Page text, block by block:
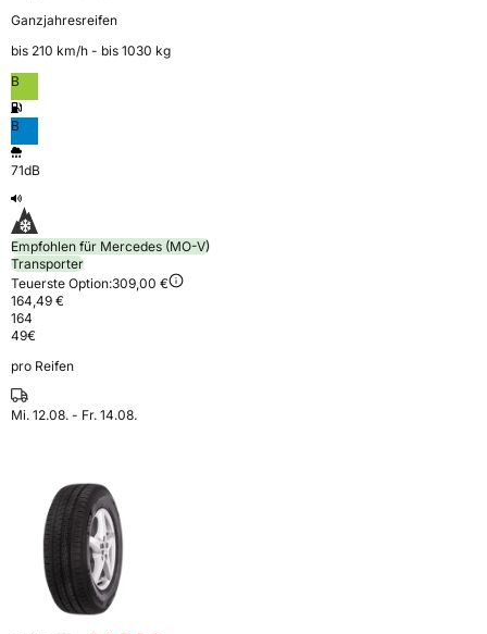
Ganzjahresreifen
bis 210 km⁠/⁠h - bis 1030 kg
B
B
71dB
Empfohlen für Mercedes (MO-V)
Transporter
Teuerste Option:309,00 €
164,49 €
164
49€
pro Reifen
Mi. 12.08. - Fr. 14.08.